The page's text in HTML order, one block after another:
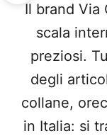
Il brand Via
scala
preziosi.
degli
collane,
in Italia: si